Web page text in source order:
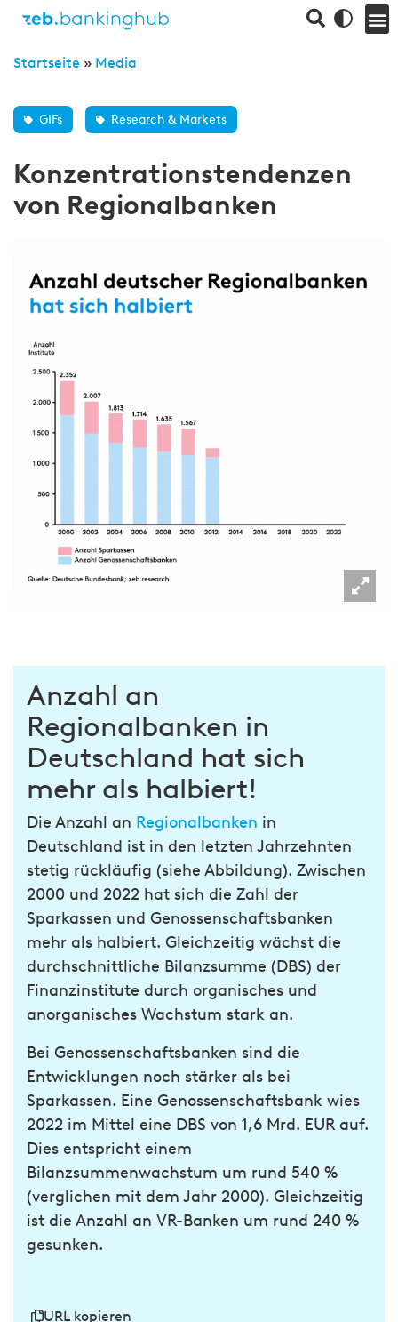
Startseite » Media
GIFs Research & Markets
Konzentrationstendenzen
von Regionalbanken
Anzahl an
Regionalbanken in
Deutschland hat sich
mehr als halbiert!
Die Anzahl an Regionalbanken in
Deutschland ist in den letzten Jahrzehnten
stetig rückläufig (siehe Abbildung). Zwischen
2000 und 2022 hat sich die Zahl der
Sparkassen und Genossenschaftsbanken
mehr als halbiert. Gleichzeitig wächst die
durchschnittliche Bilanzsumme (DBS) der
Finanzinstitute durch organisches und
anorganisches Wachstum stark an.
Bei Genossenschaftsbanken sind die
Entwicklungen noch stärker als bei
Sparkassen. Eine Genossenschaftsbank wies
2022 im Mittel eine DBS von 1,6 Mrd. EUR auf.
Dies entspricht einem
Bilanzsummenwachstum um rund 540 %
(verglichen mit dem Jahr 2000). Gleichzeitig
ist die Anzahl an VR-Banken um rund 240 %
gesunken.
URL kopieren